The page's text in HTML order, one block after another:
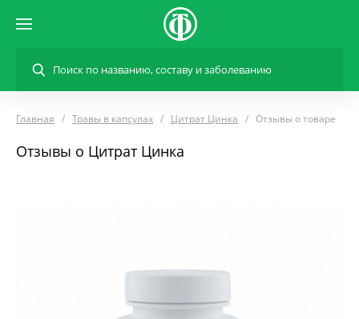
Главная Травы в капсулах Цитрат Цинка Отзывы о товаре
Отзывы о Цитрат Цинка